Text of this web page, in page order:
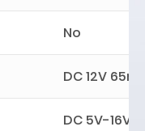
No
DC12V
DC 5V-16V